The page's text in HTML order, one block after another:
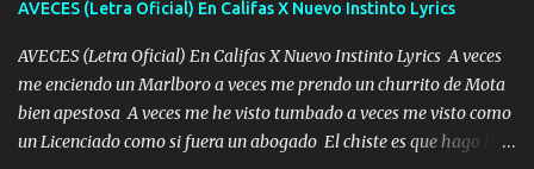
AVECES (Letra Oficial) En Califas X Nuevo Instinto Lyrics
AVECES (Letra Oficial) En Califas X Nuevo Instinto Lyrics A veces
me enciendo un Marlboro a veces me prendo un churrito de Mota
bien apestosa A veces me he visto tumbado a veces me visto como
un Licenciado como si fuera un abogado El chiste es que hago lo